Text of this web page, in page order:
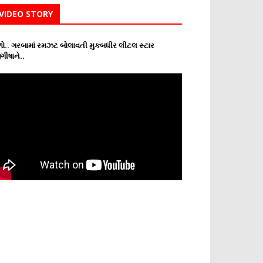
STORY
ગરબામાં રમઝટ બોલાવતી મુકબધીર લીટલ સ્ટાર